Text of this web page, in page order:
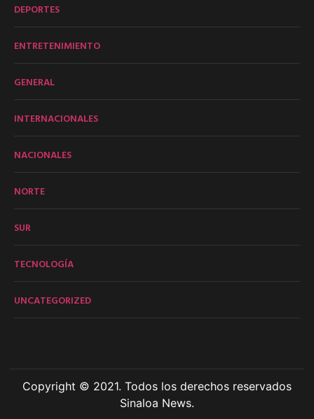
DEPORTES
ENTRETENIMIENTO
GENERAL
INTERNACIONALES
NACIONALES
NORTE
SUR
TECNOLOGÍA
UNCATEGORIZED
Copyright © 2021. Todos los derechos reservados
Sinaloa News.